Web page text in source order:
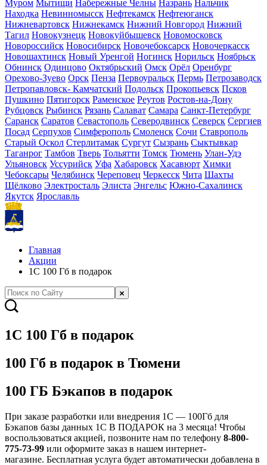
Муром Мытищи Набережные Челны Назрань Нальчик
Находка Невинномысск Нефтекамск Нефтеюганск
Нижневартовск Нижнекамск Нижний Новгород Нижний
Тагил Новокузнецк Новокуйбышевск Новомосковск
Новороссийск Новосибирск Новочебоксарск Новочеркасск
Новошахтинск Новый Уренгой Ногинск Норильск Ноябрьск
Обнинск Одинцово Октябрьский Омск Орёл Оренбург
Орехово-Зуево Орск Пенза Первоуральск Пермь Петрозаводск
Петропавловск- Камчатский Подольск Прокопьевск Псков
Пушкино Пятигорск Раменское Реутов Ростов-на-Дону
Рубцовск Рыбинск Рязань Салават Самара Санкт-Петербург
Саранск Саратов Севастополь Северодвинск Северск Сергиев
Посад Серпухов Симферополь Смоленск Сочи Ставрополь
Старый Оскол Стерлитамак Сургут Сызрань Сыктывкар
Таганрог Тамбов Тверь Тольятти Томск Тюмень Улан-Удэ
Ульяновск Уссурийск Уфа Хабаровск Хасавюрт Химки
Чебоксары Челябинск Череповец Черкесск Чита Шахты
Щёлково Электросталь Элиста Энгельс Южно-Сахалинск
Якутск Ярославль
Главная
Акции
1С 100 Гб в подарок
1С 100 Гб в подарок
100 Гб в подарок в Тюмени
100 ГБ Бэкапов в подарок
При заказе разработки или внедрения 1С — 100Гб для
Бэкапов базы данных 1С В ПОДАРОК на 3 месяца! Чтобы
воспользоваться акцией, позвоните нам по телефону 8-800-
775-73-99 или оформите заказ в нашем интернет-
магазине. Бесплатная услуга будет автоматически добавлена в